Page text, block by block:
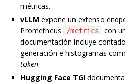
métricas.
vLLM expone un extenso
Prometheus
/metrics con
documentación incluye
generación e histogramas
token.
Hugging Face TGI